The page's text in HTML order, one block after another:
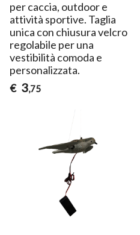
per caccia, outdoor e
attività sportive. Taglia
unica con chiusura velcro
regolabile per una
vestibilità comoda e
personalizzata.
€ 3,75